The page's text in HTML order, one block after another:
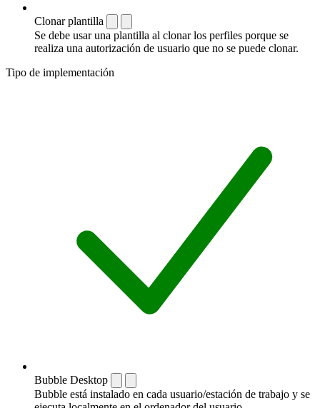
Clonar plantilla
Se debe usar una plantilla al clonar los perfiles porque se
realiza una autorización de usuario que no se puede clonar.
Tipo de implementación
Bubble Desktop
Bubble está instalado en cada usuario/estación de trabajo y se